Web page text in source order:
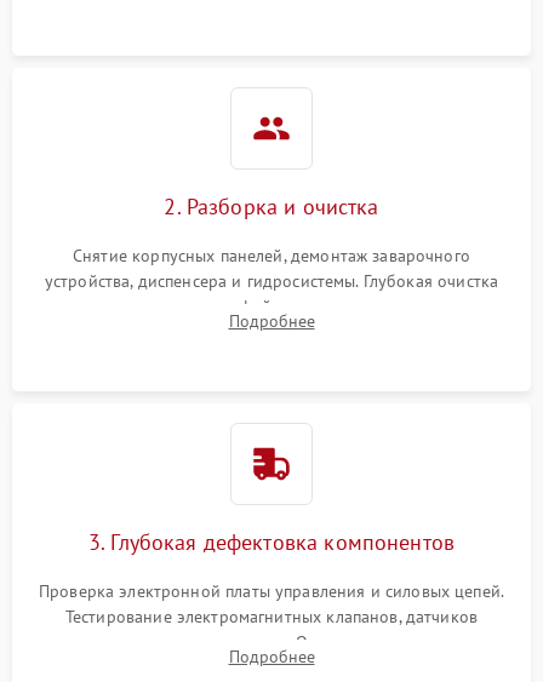
2. Разборка и очистка
Снятие корпусных панелей, демонтаж заварочного
устройства, диспенсера и гидросистемы. Глубокая очистка
внутренних узлов от кофейных масел, жмыха и накипи.
Промывка дренажных каналов и фильтров с использованием
Подробнее
3. Глубокая дефектовка компонентов
Проверка электронной платы управления и силовых цепей.
Тестирование электромагнитных клапанов, датчиков
температуры и расходомера. Оценка степени износа
жерновов кофемолки, уплотнительных колец гидросистемы
Подробнее